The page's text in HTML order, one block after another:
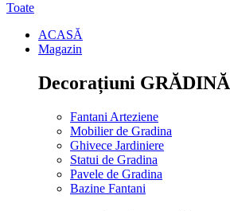
Toate
ACASĂ
Magazin
Decorațiuni GRĂDINĂ
Fantani Arteziene
Mobilier de Gradina
Ghivece Jardiniere
Statui de Gradina
Pavele de Gradina
Bazine Fantani